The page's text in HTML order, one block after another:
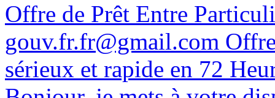
Offre de Prêt Entre
gouv.fr.fr@gmail.com
sérieux et rapide en 72